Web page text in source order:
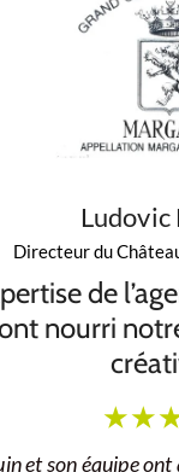
Directeur du
de
nourri
★★
et son équipe